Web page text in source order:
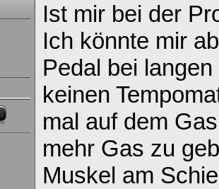
Ist mir bei der
Ich könnte mir
Pedal bei
keinen
mal auf dem
mehr Gas zu
Muskel am